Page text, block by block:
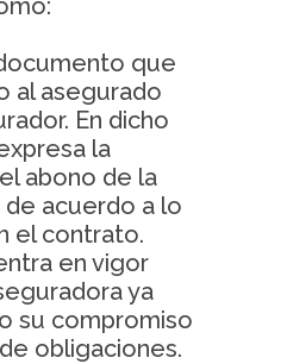
que
al asegurado
En dicho
la
abono de la
de acuerdo a lo
el contrato.
en vigor
ya
su compromiso
obligaciones.